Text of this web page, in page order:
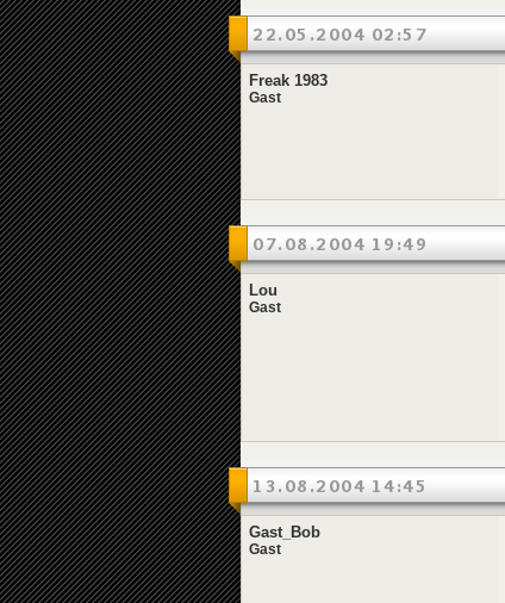
22.05.2004 02:57
Freak 1983
Gast
07.08.2004 19:49
Lou
Gast
13.08.2004 14:45
Gast_Bob
Gast